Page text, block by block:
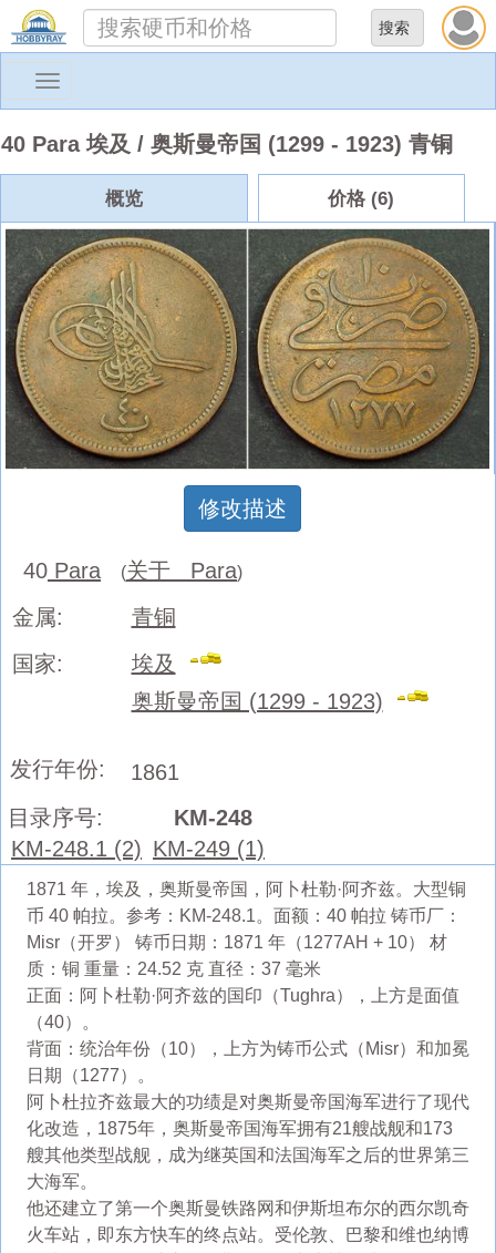
Toggle
40 Para 埃及 / 奥斯曼帝国 (1299 - 1923) 青铜
概览 价格 (6)
修改描述
40 Para (关于 Para)
金属:
青铜
国家:
埃及
奥斯曼帝国 (1299 - 1923)
发行年份:
1861
目录序号:
KM-248
KM-248.1 (2) KM-249 (1)
1871 年，埃及，奥斯曼帝国，阿卜杜勒·阿齐兹。大型铜
币 40 帕拉。参考：KM-248.1。面额：40 帕拉 铸币厂：
Misr（开罗） 铸币日期：1871 年（1277AH + 10） 材
质：铜 重量：24.52 克 直径：37 毫米
正面：阿卜杜勒·阿齐兹的国印（Tughra），上方是面值
（40）。
背面：统治年份（10），上方为铸币公式（Misr）和加冕
日期（1277）。
阿卜杜拉齐兹最大的功绩是对奥斯曼帝国海军进行了现代
化改造，1875年，奥斯曼帝国海军拥有21艘战舰和173
艘其他类型战舰，成为继英国和法国海军之后的世界第三
大海军。
他还建立了第一个奥斯曼铁路网和伊斯坦布尔的西尔凯奇
火车站，即东方快车的终点站。受伦敦、巴黎和维也纳博